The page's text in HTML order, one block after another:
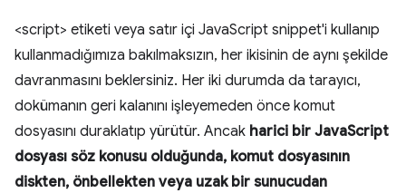
<script> etiketi veya satır içi JavaScript snippet'i kullanıp
kullanmadığımıza bakılmaksızın, her ikisinin de aynı şekilde
davranmasını beklersiniz. Her iki durumda da tarayıcı,
dokümanın geri kalanını işleyemeden önce komut
dosyasını duraklatıp yürütür. Ancak harici bir JavaScript
dosyası söz konusu olduğunda, komut dosyasının
diskten, önbellekten veya uzak bir sunucudan